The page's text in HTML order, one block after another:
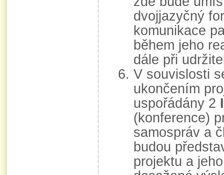
dvojjazyčný
komunikace
během jeho
dále při
V souvislosti
ukončením
uspořádány 2
(konference)
samospráv a
budou
projektu a